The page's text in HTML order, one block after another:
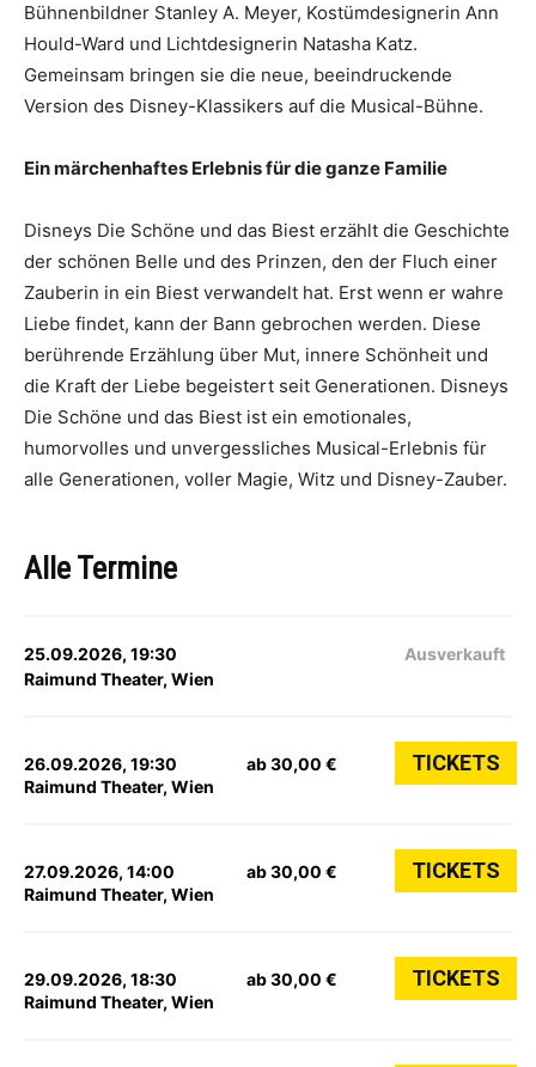
Bühnenbildner Stanley A. Meyer, Kostümdesignerin Ann
Hould-Ward und Lichtdesignerin Natasha Katz.
Gemeinsam bringen sie die neue, beeindruckende
Version des Disney-Klassikers auf die Musical-Bühne.
Ein märchenhaftes Erlebnis für die ganze Familie
Disneys Die Schöne und das Biest erzählt die Geschichte
der schönen Belle und des Prinzen, den der Fluch einer
Zauberin in ein Biest verwandelt hat. Erst wenn er wahre
Liebe findet, kann der Bann gebrochen werden. Diese
berührende Erzählung über Mut, innere Schönheit und
die Kraft der Liebe begeistert seit Generationen. Disneys
Die Schöne und das Biest ist ein emotionales,
humorvolles und unvergessliches Musical-Erlebnis für
alle Generationen, voller Magie, Witz und Disney-Zauber.
Alle Termine
25.09.2026, 19:30
Raimund Theater, Wien
Ausverkauft
26.09.2026, 19:30
Raimund Theater, Wien
ab 30,00 € TICKETS
27.09.2026, 14:00
Raimund Theater, Wien
ab 30,00 € TICKETS
29.09.2026, 18:30
Raimund Theater, Wien
ab 30,00 € TICKETS